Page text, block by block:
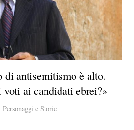
antisemitismo è alto.
ai candidati ebrei?»
Personaggi e Storie